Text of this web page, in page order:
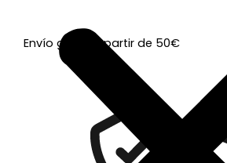
Envío gratis a partir de 50€